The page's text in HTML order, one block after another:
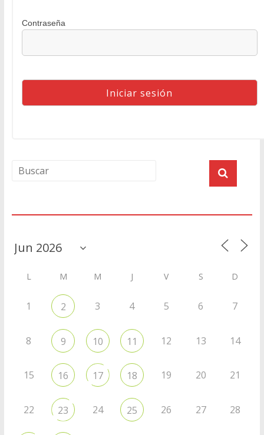
Contraseña
L M M J V S D
1 2 3 4 5 6 7
8 9 10 11 12 13 14
15 16 17 18 19 20 21
22 23 24 25 26 27 28